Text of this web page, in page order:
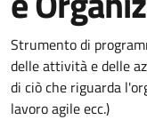
Strumento di
delle attività e delle
di ciò che riguarda
lavoro agile ecc.)